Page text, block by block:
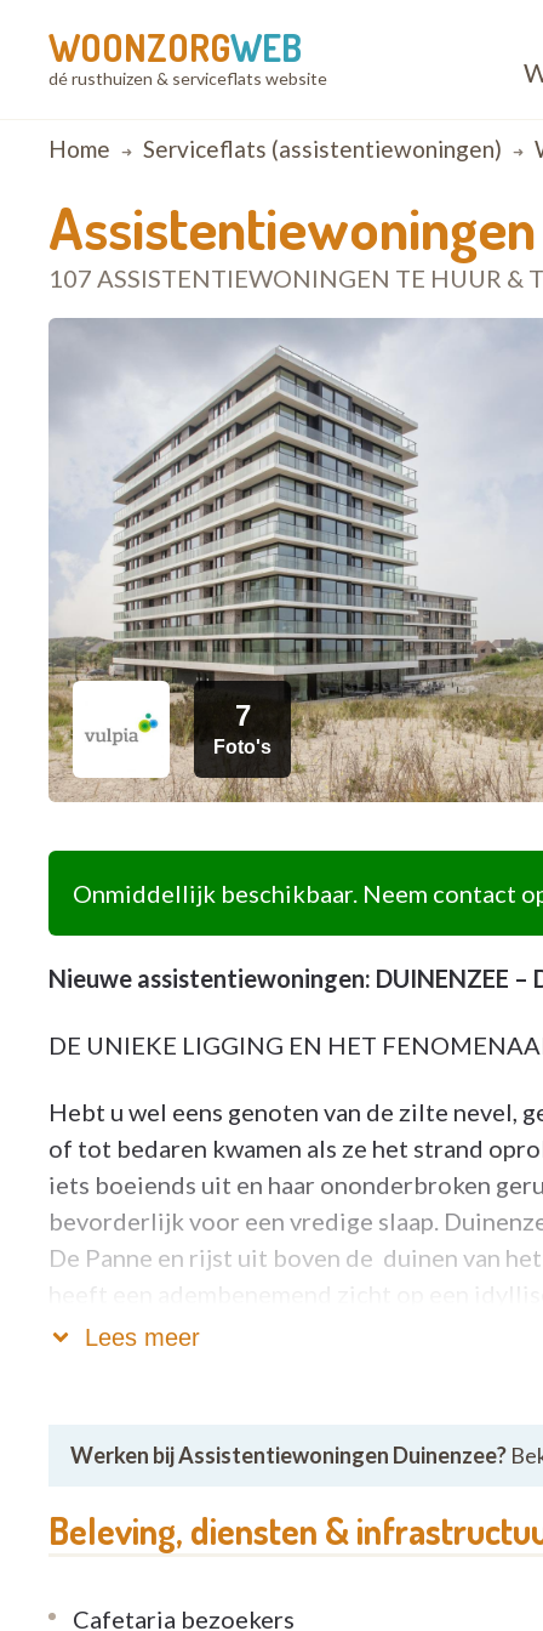
WOONZORGWEB
dé rusthuizen & serviceflats website
Breadcrumb
Home Serviceflats (assistentiewoningen)
107 ASSISTENTIEWONINGEN TE HUUR &
7
Foto's
Onmiddellijk beschikbaar. Neem contact
Nieuwe assistentiewoningen: DUINENZEE –
DE UNIEKE LIGGING EN HET
Hebt u wel eens genoten van de zilte nevel,
of tot bedaren kwamen als ze het strand
iets boeiends uit en haar ononderbroken
bevorderlijk voor een vredige slaap.
De Panne en rijst uit boven de duinen van
heeft een adembenemend zicht op een
bewoners van Duinenzee voelt elke dag als
De geneeskrachtige werking van de zee
mensen die aan zee wonen ook
medicijn, het ruisen van de golven, het zien
Lees meer
Werken bij Assistentiewoningen Duinenzee?
Beleving, diensten &
Cafetaria bezoekers